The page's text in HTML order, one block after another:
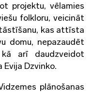
projektu, vēlamies
folkloru, veicināt
kas attīsta
domu, nepazaudēt
arī daudzveidot
Evija Dzvinko.
plānošanas